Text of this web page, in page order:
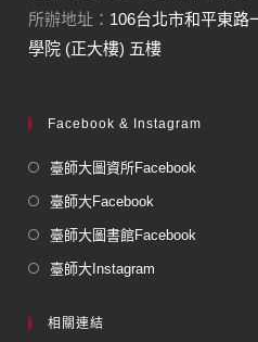
所辦地址： 106台北市和平東路
學院 (正大樓) 五樓
Facebook & Instagram
臺師大圖資所Facebook
臺師大Facebook
臺師大圖書館Facebook
臺師大Instagram
相關連結